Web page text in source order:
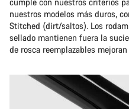
nuestros modelos más duros,
Stitched (dirt/saltos). Los
sellado mantienen fuera la
de rosca reemplazables